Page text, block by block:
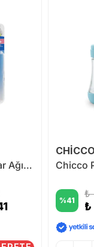
Dr. Brown's Dar Ağız Prematüre Silikon Biberon Emziği 2'li
%41
₺